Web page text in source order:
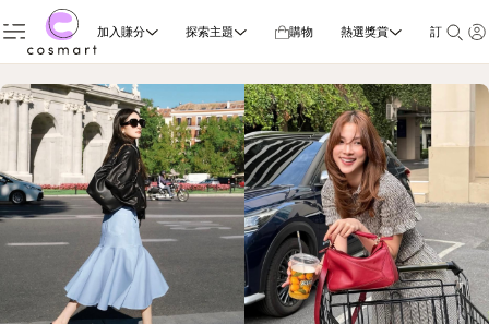
加入賺分 探索主題 購物 熱選獎賞 訂閱雜誌